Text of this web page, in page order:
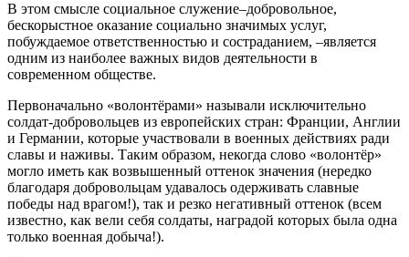
В этом смысле социальное служение–добровольное,
бескорыстное оказание социально значимых услуг,
побуждаемое ответственностью и состраданием, –является
одним из наиболее важных видов деятельности в
современном обществе.
Первоначально «волонтёрами» называли исключительно
солдат-добровольцев из европейских стран: Франции, Англии
и Германии, которые участвовали в военных действиях ради
славы и наживы. Таким образом, некогда слово «волонтёр»
могло иметь как возвышенный оттенок значения (нередко
благодаря добровольцам удавалось одерживать славные
победы над врагом!), так и резко негативный оттенок (всем
известно, как вели себя солдаты, наградой которых была одна
только военная добыча!).